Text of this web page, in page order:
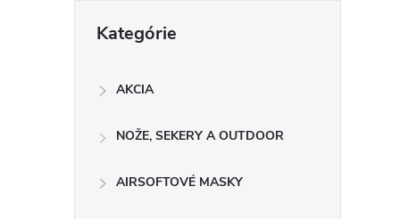
kategórie
Kategórie
AKCIA
NOŽE, SEKERY A OUTDOOR
AIRSOFTOVÉ MASKY